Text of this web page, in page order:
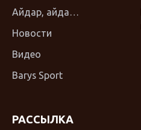
Айдар, айда…
Новости
Видео
Barys Sport
РАССЫЛКА